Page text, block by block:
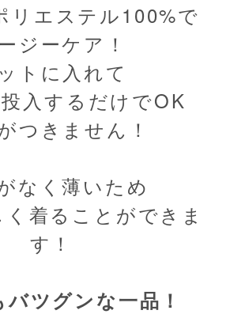
リエステル100%で
ジーケア！
トに入れて
入するだけでOK
つきません！
なく薄いため
着ることができま
す！
ツグンな一品！